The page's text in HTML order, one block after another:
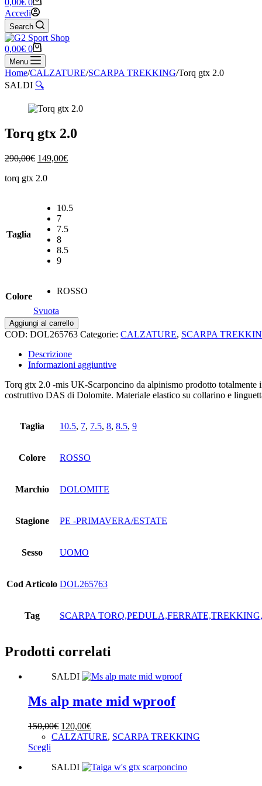
0,00€ 0
Accedi
Search
Carrello
0,00€ 0
Menu
Home/CALZATURE/SCARPA TREKKING/Torq gtx 2.0
SALDI 🔍
Torq gtx 2.0
290,00€ Il
originale
149,00€Il
torq gtx 2.0
Taglia
10.5
7
7.5
8
8.5
9
Colore
ROSSO
Svuota
Torq
gtx
quantità
Aggiungi al carrello
COD: DOL265763 Categorie: CALZATURE, SCARPA
Descrizione
Informazioni aggiuntive
Torq gtx 2.0 -mis UK-Scarponcino da alpinismo prodotto
costruttivo DAS di Dolomite. Materiale elastico su collarino e
Taglia 10.5, 7, 7.5, 8, 8.5, 9
Colore ROSSO
Marchio DOLOMITE
Stagione PE -PRIMAVERA/ESTATE
Sesso UOMO
Cod Articolo DOL265763
Tag SCARPA
Prodotti correlati
SALDI
Ms alp mate mid wproof
150,00€ Il
prezzo
150,00€.
120,00€Il
prezzo
120,00€.
CALZATURE, SCARPA TREKKING
Scegli
ha
SALDI